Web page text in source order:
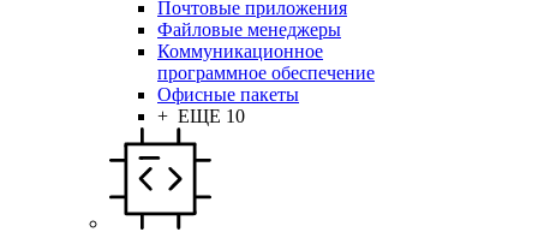
Почтовые приложения
Файловые менеджеры
Коммуникационное
программное обеспечение
Офисные пакеты
+ ЕЩЕ 10